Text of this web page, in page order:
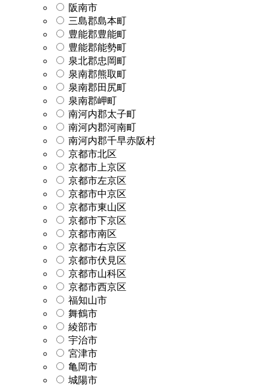
阪南市
三島郡島本町
豊能郡豊能町
豊能郡能勢町
泉北郡忠岡町
泉南郡熊取町
泉南郡田尻町
泉南郡岬町
南河内郡太子町
南河内郡河南町
南河内郡千早赤阪村
京都市北区
京都市上京区
京都市左京区
京都市中京区
京都市東山区
京都市下京区
京都市南区
京都市右京区
京都市伏見区
京都市山科区
京都市西京区
福知山市
舞鶴市
綾部市
宇治市
宮津市
亀岡市
城陽市